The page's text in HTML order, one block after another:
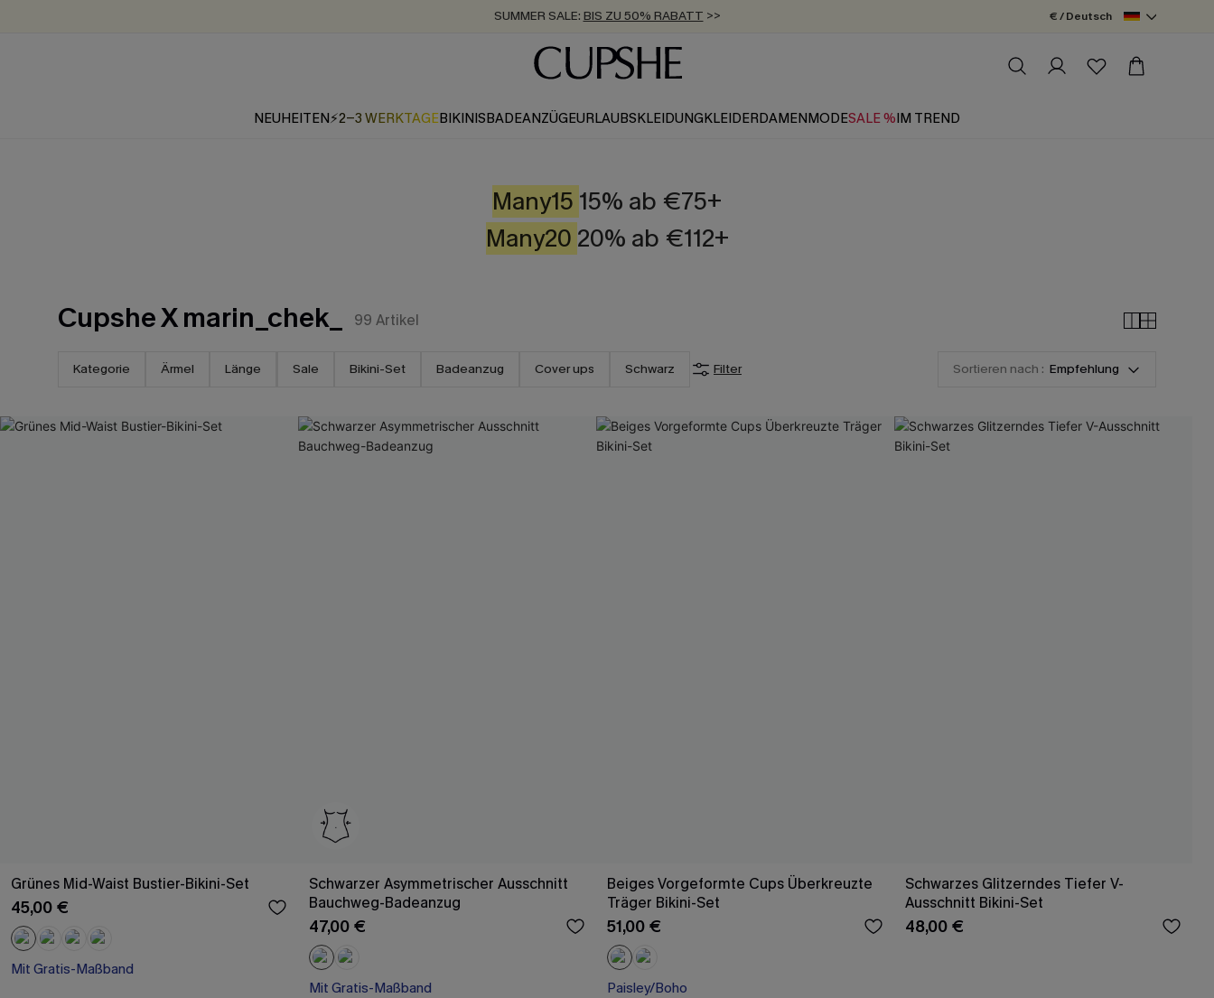
SUMMER SALE: BIS ZU 50% RABATT >>
ZUM NEWSLETTER:BIS ZU -20% EXTRA ERHALTEN
KOSTENLOSER VERSAND AB 89 €
€ / Deutsch
NEUHEITEN⚡2-3 WERKTAGEBIKINISBADEANZÜGEURLAUBSKLEIDUNGKLEIDERDAMENMODESALE %IM TREND
Many15 15% ab €75+
Many20 20% ab €112+
Cupshe X marin_chek_ 99 Artikel
Kategorie Ärmel Länge Sale Bikini-Set Badeanzug Cover ups Schwarz Filter Sortieren nach : Empfehlung
Grünes Mid-Waist Bustier-Bikini-Set
45,00 €
Mit Gratis-Maßband
Nahtlos
Schwarzer Asymmetrischer Ausschnitt
Bauchweg-Badeanzug
47,00 €
Mit Gratis-Maßband
Bauch Kontrolle
Beiges Vorgeformte Cups Überkreuzte
Träger Bikini-Set
51,00 €
Paisley/Boho
Schwarzes Glitzerndes Tiefer V-
Ausschnitt Bikini-Set
48,00 €